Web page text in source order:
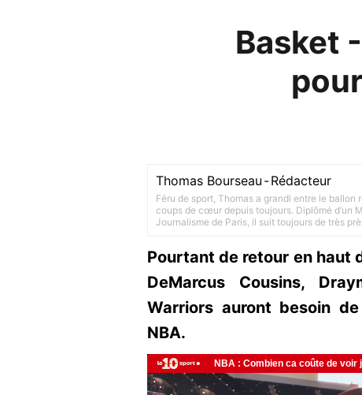
Basket
Thomas Bourseau -Rédacteur
Féru de sport, Thomas a grandi entre le
coups de cœur depuis toujours. Diplômé d’un
Journalisme de Paris, il suit toujours de très
Pourtant de retour en haut
DeMarcus Cousins,
Warriors auront besoin
NBA.